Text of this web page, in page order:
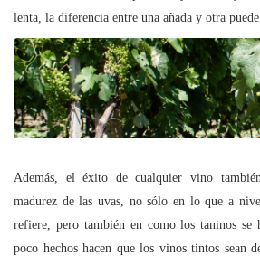
lenta, la diferencia entre una añada y otra
Además, el éxito de cualquier vino
madurez de las uvas, no sólo en lo que a
refiere, pero también en como los taninos se
poco hechos hacen que los vinos tintos sean